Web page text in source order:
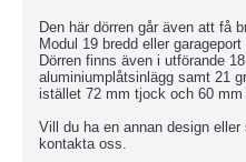
Den här dörren går även att få
Modul 19 bredd eller
Dörren finns även i utförande
aluminiumplåtsinlägg samt 21
istället 72 mm tjock och 60
Vill du ha en annan design
kontakta oss.